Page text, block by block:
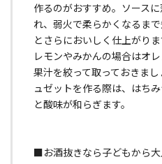
作るのがおすすめ。ソース
れ、弱火で柔らかくなるま
とさらにおいしく仕上がりま
レモンやみかんの場合はオ
果汁を絞って取っておきま
ュゼットを作る際は、はち
と酸味が和らぎます。
■お酒抜きなら子どもから大